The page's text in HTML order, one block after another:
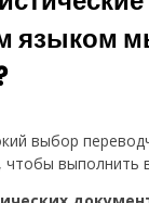
языком
выбор
чтобы выполнить